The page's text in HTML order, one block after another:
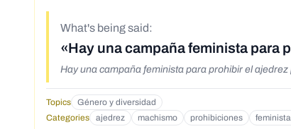
What's being said:
«Hay una campaña feminista para
Hay una campaña feminista para prohibir el ajedrez
Topics Género y diversidad
Categories
ajedrez machismo prohibiciones